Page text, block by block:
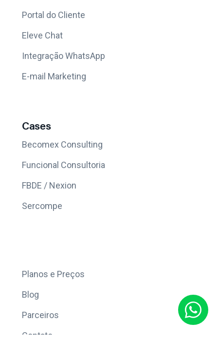
Portal do Cliente
Eleve Chat
Integração WhatsApp
E-mail Marketing
Cases
Becomex Consulting
Funcional Consultoria
FBDE / Nexion
Sercompe
Planos e Preços
Blog
Parceiros
Contato